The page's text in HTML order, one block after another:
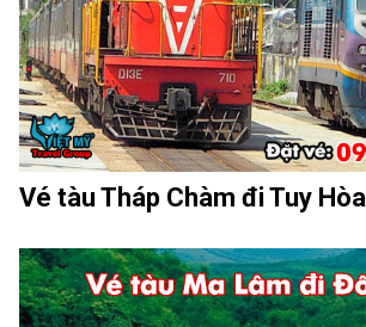
Vé tàu Tháp Chàm đi Tuy Hòa